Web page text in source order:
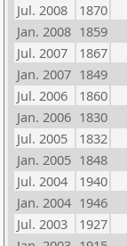
Jul. 2008
1870
Jan. 2008 1859
Jul. 2007
1867
Jan. 2007 1849
Jul. 2006
1860
Jan. 2006 1830
Jul. 2005
1832
Jan. 2005 1848
Jul. 2004
1940
Jan. 2004 1946
Jul. 2003
1927